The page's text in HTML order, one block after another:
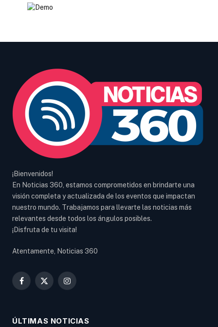
¡Bienvenidos!
En Noticias 360, estamos comprometidos en brindarte una
visión completa y actualizada de los eventos que impactan
nuestro mundo. Trabajamos para llevarte las noticias más
relevantes desde todos los ángulos posibles.
¡Disfruta de tu visita!
Atentamente, Noticias 360
Facebook
X
Instagram
ÚLTIMAS NOTICIAS